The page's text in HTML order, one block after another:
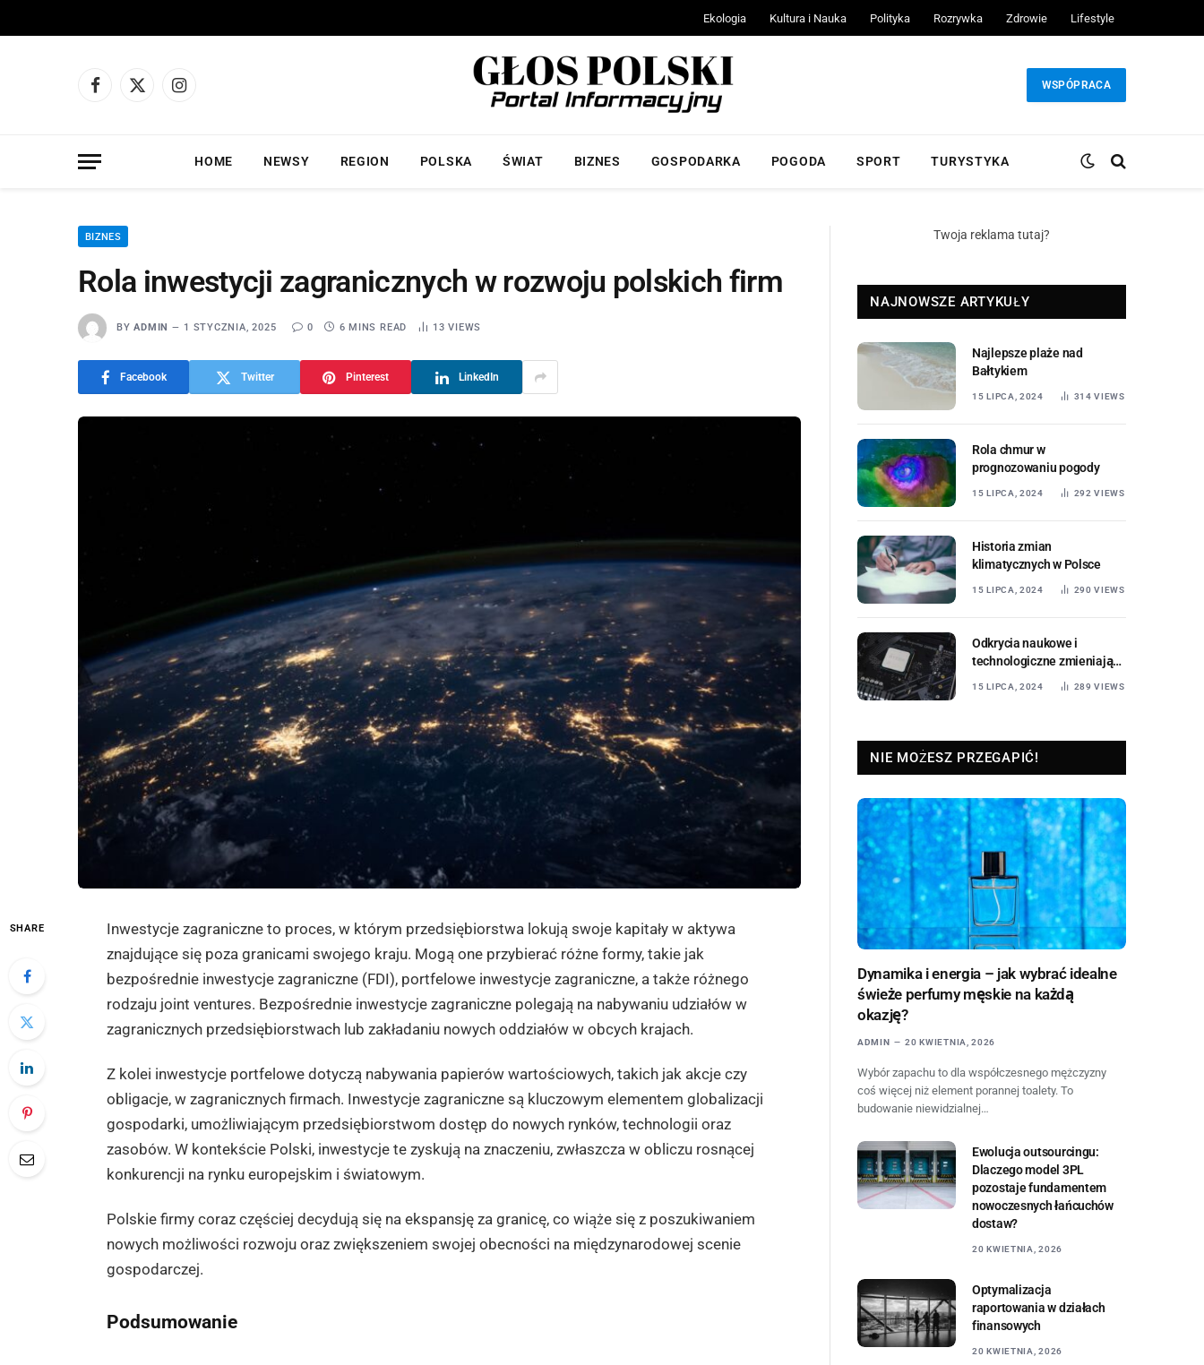
Ekologia Kultura i Nauka Polityka Rozrywka Zdrowie Lifestyle
Facebook
X
Instagram
WSPÓPRACA
HOME NEWSY REGION POLSKA ŚWIAT BIZNES GOSPODARKA POGODA SPORT TURYSTYKA
BIZNES
Rola inwestycji zagranicznych w rozwoju polskich firm
BY ADMIN 1 STYCZNIA, 2025 0 6 MINS READ 13VIEWS
Facebook Twitter Pinterest LinkedIn
SHARE
Inwestycje zagraniczne to proces, w którym przedsiębiorstwa lokują swoje kapitały w aktywa
znajdujące się poza granicami swojego kraju. Mogą one przybierać różne formy, takie jak
bezpośrednie inwestycje zagraniczne (FDI), portfelowe inwestycje zagraniczne, a także różnego
rodzaju joint ventures. Bezpośrednie inwestycje zagraniczne polegają na nabywaniu udziałów w
zagranicznych przedsiębiorstwach lub zakładaniu nowych oddziałów w obcych krajach.
Z kolei inwestycje portfelowe dotyczą nabywania papierów wartościowych, takich jak akcje czy
obligacje, w zagranicznych firmach. Inwestycje zagraniczne są kluczowym elementem globalizacji
gospodarki, umożliwiającym przedsiębiorstwom dostęp do nowych rynków, technologii oraz
zasobów. W kontekście Polski, inwestycje te zyskują na znaczeniu, zwłaszcza w obliczu rosnącej
konkurencji na rynku europejskim i światowym.
Polskie firmy coraz częściej decydują się na ekspansję za granicę, co wiąże się z poszukiwaniem
nowych możliwości rozwoju oraz zwiększeniem swojej obecności na międzynarodowej scenie
gospodarczej.
Podsumowanie
Twoja reklama tutaj?
NAJNOWSZE ARTYKUŁY
Najlepsze plaże nad
Bałtykiem
15 LIPCA, 2024 314VIEWS
Rola chmur w
prognozowaniu pogody
15 LIPCA, 2024 292VIEWS
Historia zmian
klimatycznych w Polsce
15 LIPCA, 2024 290VIEWS
Odkrycia naukowe i
technologiczne zmieniające
15 LIPCA, 2024 289VIEWS
NIE MOŻESZ PRZEGAPIĆ!
Dynamika i energia – jak wybrać idealne
świeże perfumy męskie na każdą
okazję?
ADMIN 20 KWIETNIA, 2026
Wybór zapachu to dla współczesnego mężczyzny
coś więcej niż element porannej toalety. To
budowanie niewidzialnej…
Ewolucja outsourcingu:
Dlaczego model 3PL
pozostaje fundamentem
nowoczesnych łańcuchów
dostaw?
20 KWIETNIA, 2026
Optymalizacja
raportowania w działach
finansowych
20 KWIETNIA, 2026